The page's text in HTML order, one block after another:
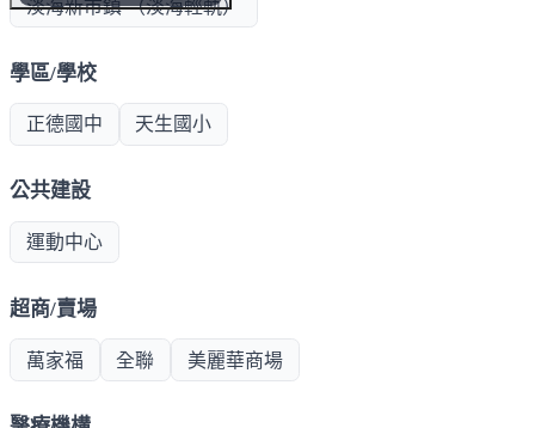
淡海新市鎮 （淡海輕軌）
學區/學校
正德國中 天生國小
公共建設
運動中心
超商/賣場
萬家福 全聯 美麗華商場